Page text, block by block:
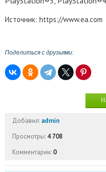
Источник: https://www.ea.com
Поделиться с друзьями:
Добавил: admin
Просмотры: 4 708
Комментарии: 0